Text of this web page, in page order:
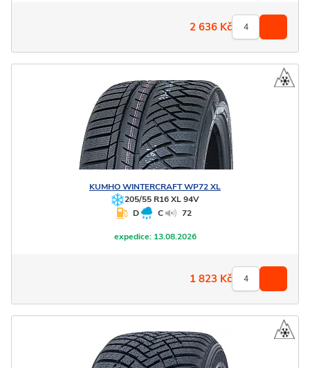
2 636 Kč
KUMHOWINTERCRAFT WP72 XL
205/55 R16 XL 94V
D
C 72
expedice:13.08.2026
1 823 Kč